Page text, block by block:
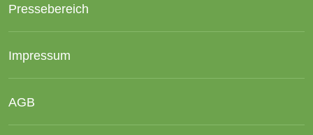
Pressebereich
Impressum
AGB